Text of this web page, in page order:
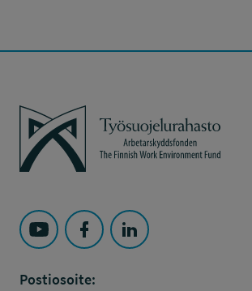
Työsuojelurahasto
Seuraa Työsuojelurahasto
Seuraa Työsuojelurahasto
Seuraa
Postiosoite: